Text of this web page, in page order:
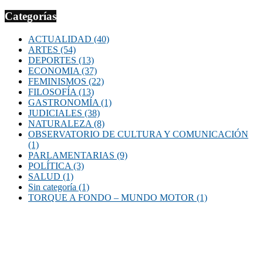
Categorías
ACTUALIDAD (40)
ARTES (54)
DEPORTES (13)
ECONOMIA (37)
FEMINISMOS (22)
FILOSOFÍA (13)
GASTRONOMÍA (1)
JUDICIALES (38)
NATURALEZA (8)
OBSERVATORIO DE CULTURA Y COMUNICACIÓN
(1)
PARLAMENTARIAS (9)
POLÍTICA (3)
SALUD (1)
Sin categoría (1)
TORQUE A FONDO – MUNDO MOTOR (1)